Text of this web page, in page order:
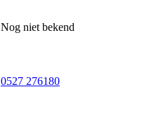
Nog niet bekend
0527 276180